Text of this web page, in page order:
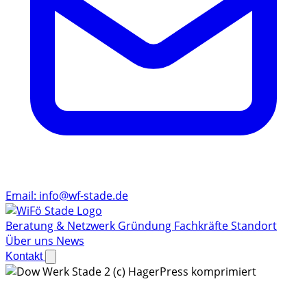
Email: info@wf-stade.de
Beratung & Netzwerk Gründung FachkräfteStandort
Über uns News
Kontakt